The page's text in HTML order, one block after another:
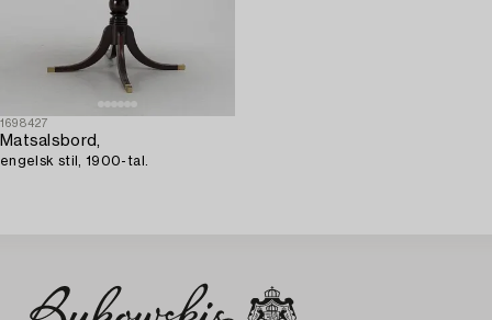
1698427
Matsalsbord,
engelsk stil, 1900-tal.